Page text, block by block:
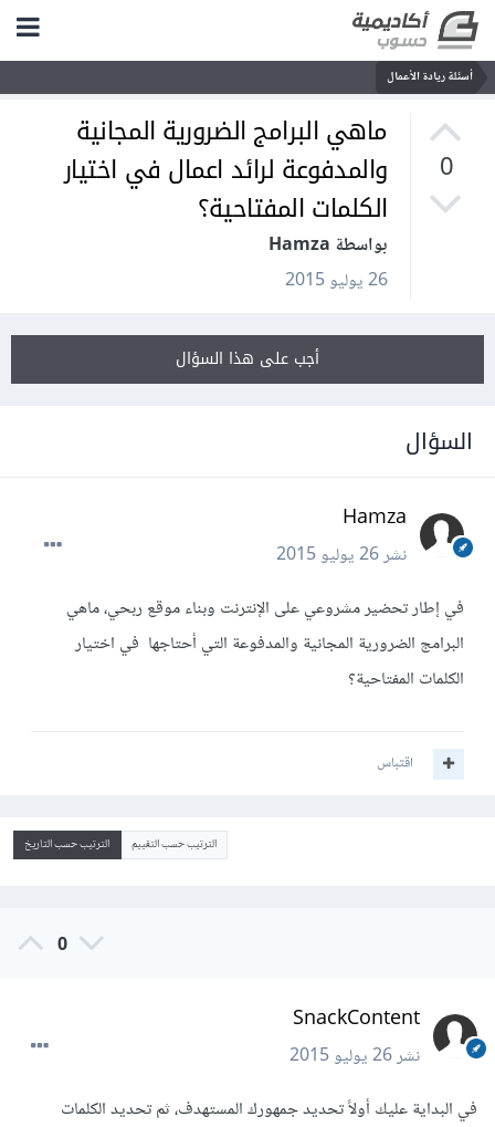
أسئلة ريادة الأعمال
0
ماهي البرامج الضرورية المجانية
والمدفوعة لرائد اعمال في اختيار
الكلمات المفتاحية؟
بواسطة Hamza
26 يوليو 2015
أجب على هذا السؤال
السؤال
Hamza
نشر26 يوليو 2015
في إطار تحضير مشروعي على الإنترنت وبناء موقع ربحي، ماهي
البرامج الضرورية المجانية والمدفوعة التي أحتاجها في اختيار
الكلمات المفتاحية؟
اقتباس
الترتيب حسب التقييم الترتيب حسب التاريخ
0
SnackContent
نشر26 يوليو 2015
في البداية عليك أولاً تحديد جمهورك المستهدف، ثم تحديد الكلمات